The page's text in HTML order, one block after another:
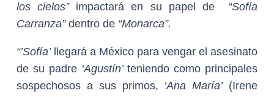
los cielos”impactará en su papel de “Sofía
Carranza” dentro de “Monarca”.
“’Sofía’llegará a México para vengar el asesinato
de su padre ‘Agustín’teniendo como principales
sospechosos a sus primos, ‘Ana María’(Irene